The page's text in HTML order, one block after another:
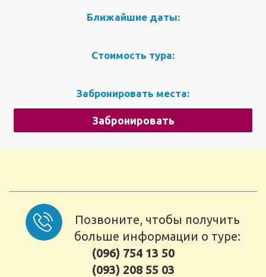
Ближайшие даты:
Стоимость тура:
Забронировать места:
Забронировать
Позвоните, чтобы получить
больше информации о туре:
(096) 754 13 50
(093) 208 55 03